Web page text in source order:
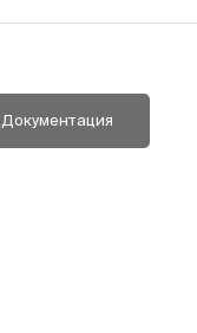
Документация